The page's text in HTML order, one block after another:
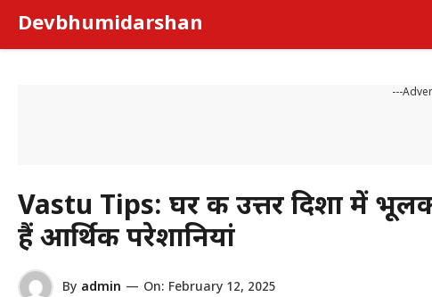
content
Devbhumidarshan
---
Vastu Tips: घर की उत्तर दिशा में
हैं आर्थिक परेशानियां
By admin — On: February 12, 2025